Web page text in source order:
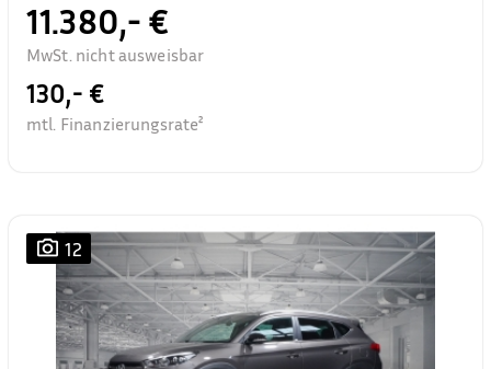
11.380,- €
MwSt. nicht ausweisbar
130,- €
mtl. Finanzierungsrate²
12